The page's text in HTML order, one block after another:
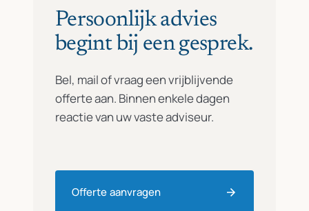
Persoonlijk advies
begint bij een gesprek.
Bel, mail of vraag een vrijblijvende
offerte aan. Binnen enkele dagen
reactie van uw vaste adviseur.
Offerte aanvragen